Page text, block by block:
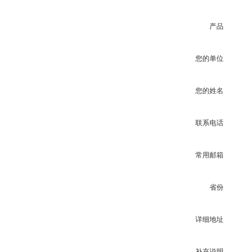
产品
您的单位
您的姓名
联系电话
常用邮箱
省份
详细地址